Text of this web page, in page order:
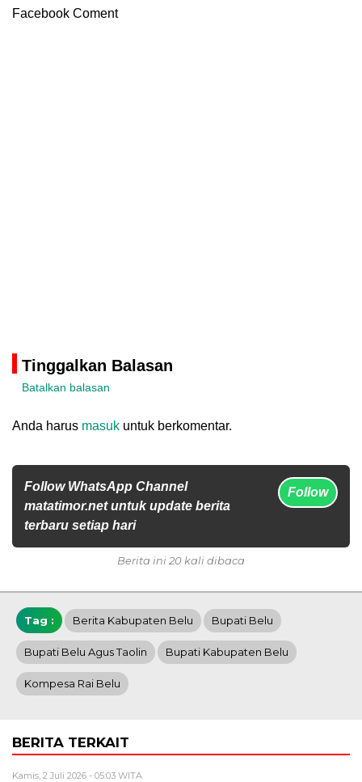
Facebook Coment
Tinggalkan Balasan
Batalkan balasan
Anda harus masuk untuk berkomentar.
Follow WhatsApp Channel
matatimor.net untuk update berita
terbaru setiap hari
Follow
Berita ini 20 kali dibaca
Tag : Berita Kabupaten Belu Bupati Belu
Bupati Belu Agus Taolin Bupati Kabupaten Belu
Kompesa Rai Belu
BERITA TERKAIT
Kamis, 2 Juli 2026 - 05:03 WITA